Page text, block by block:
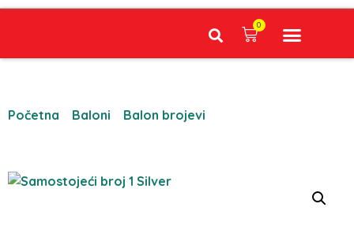
0
Početna Baloni Balon brojevi